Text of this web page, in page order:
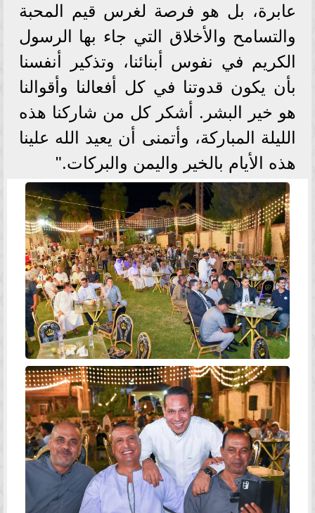
عابرة، بل هو فرصة لغرس قيم المحبة
والتسامح والأخلاق التي جاء بها الرسول
الكريم في نفوس أبنائنا، وتذكير أنفسنا
بأن يكون قدوتنا في كل أفعالنا وأقوالنا
هو خير البشر. أشكر كل من شاركنا هذه
الليلة المباركة، وأتمنى أن يعيد الله علينا
هذه الأيام بالخير واليمن والبركات."